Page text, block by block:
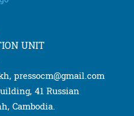
UNIT
pressocm@gmail.com
41 Russian
Cambodia.